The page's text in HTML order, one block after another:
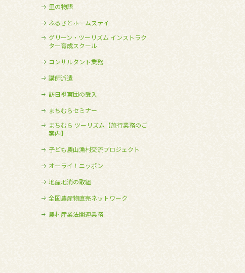
里の物語
ふるさとホームステイ
グリーン・ツーリズム インストラク
ター育成スクール
コンサルタント業務
講師派遣
訪日視察団の受入
まちむらセミナー
まちむら ツーリズム【旅行業務のご
案内】
子ども農山漁村交流プロジェクト
オーライ！ニッポン
地産地消の取組
全国農産物直売ネットワーク
農村産業法関連業務